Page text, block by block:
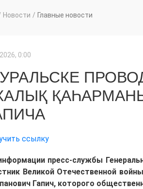
Новости / Главные новости
0:00
ссылку
пресс-службы
Великой Отечественной
Гапич, которого